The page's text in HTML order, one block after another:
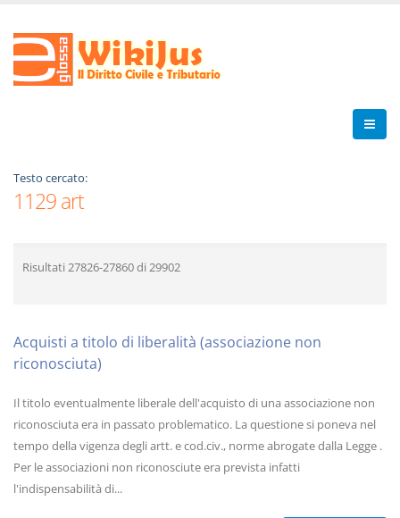
Testo cercato:
1129 art
Risultati 27826-27860di 29902
Acquisti a titolo di liberalità (associazione non
riconosciuta)
Il titolo eventualmente liberale dell'acquisto di una associazione non
riconosciuta era in passato problematico. La questione si poneva nel
tempo della vigenza degli artt. e cod.civ., norme abrogate dalla Legge .
Per le associazioni non riconosciute era prevista infatti
l'indispensabilità di...